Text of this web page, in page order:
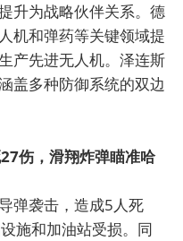
升为战略伙伴关系。德
机和弹药等关键领域提
产先进无人机。泽连斯
盖多种防御系统的双边
伤，滑翔炸弹瞄准哈
弹袭击，造成5人死
施和加油站受损。同